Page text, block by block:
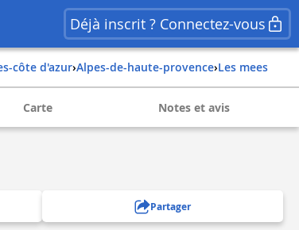
Déjà inscrit ? Connectez-vous
côte d'azur› alpes-de-haute-provence› les mees
Carte Notes et avis
Partager